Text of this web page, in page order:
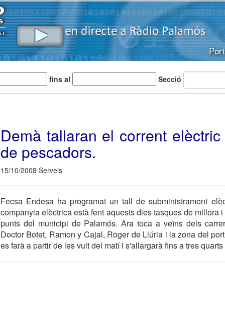
fins al Secció
Demà tallaran el corrent
de pescadors.
15/10/2008 Serveis
Fecsa Endesa ha programat un tall de subministrament
companyia elèctrica està fent aquests dies tasques de millora
punts del municipi de Palamós. Ara toca a veïns dels
Doctor Botet, Ramon y Cajal, Roger de Llúria i la zona del
es farà a partir de les vuit del matí i s'allargarà fins a tres